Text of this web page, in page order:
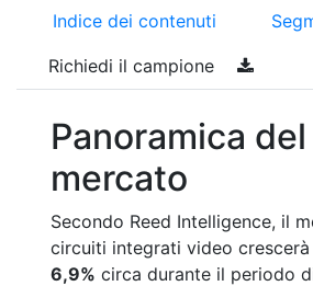
Indice dei contenuti
Richiedi il campione
Panoramica del
mercato
Secondo Reed Intelligence, il
circuiti integrati video crescerà
6,9% circa durante il periodo